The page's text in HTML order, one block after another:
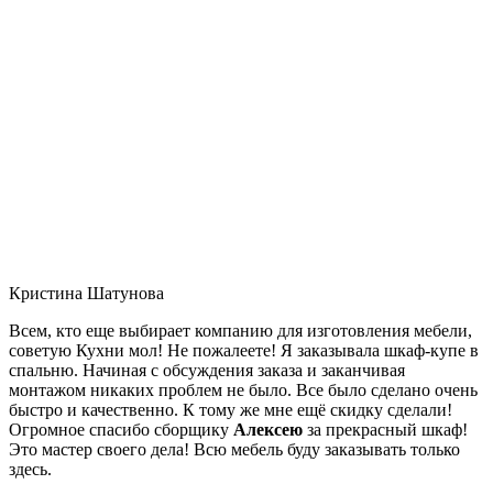
Кристина Шатунова
Всем, кто еще выбирает компанию для изготовления мебели,
советую Кухни мол! Не пожалеете! Я заказывала шкаф-купе в
спальню. Начиная с обсуждения заказа и заканчивая
монтажом никаких проблем не было. Все было сделано очень
быстро и качественно. К тому же мне ещё скидку сделали!
Огромное спасибо сборщику Алексею за прекрасный шкаф!
Это мастер своего дела! Всю мебель буду заказывать только
здесь.